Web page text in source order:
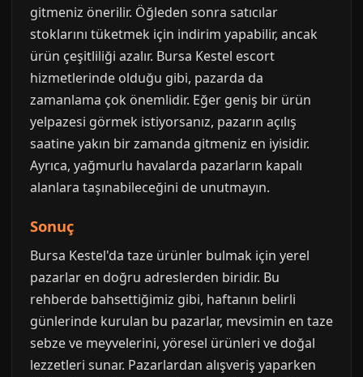
gitmeniz önerilir. Öğleden sonra satıcılar
stoklarını tüketmek için indirim yapabilir, ancak
ürün çeşitliliği azalır. Bursa Kestel escort
hizmetlerinde olduğu gibi, pazarda da
zamanlama çok önemlidir. Eğer geniş bir ürün
yelpazesi görmek istiyorsanız, pazarın açılış
saatine yakın bir zamanda gitmeniz en iyisidir.
Ayrıca, yağmurlu havalarda pazarların kapalı
alanlara taşınabileceğini de unutmayın.
Sonuç
Bursa Kestel'da taze ürünler bulmak için yerel
pazarlar en doğru adreslerden biridir. Bu
rehberde bahsettiğimiz gibi, haftanın belirli
günlerinde kurulan bu pazarlar, mevsimin en taze
sebze ve meyvelerini, yöresel ürünleri ve doğal
lezzetleri sunar. Pazarlardan alışveriş yaparken